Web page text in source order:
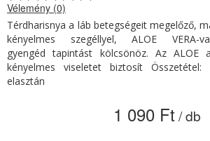
Vélemény (0)
Térdharisnya a láb betegségeit megelőző,
kényelmes szegéllyel, ALOE VERA-
gyengéd tapintást kölcsönöz. Az ALOE
kényelmes viseletet biztosít Összetétel:
elasztán
1 090 Ft / db